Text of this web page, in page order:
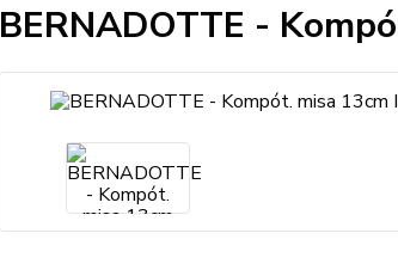
BERNADOTTE -